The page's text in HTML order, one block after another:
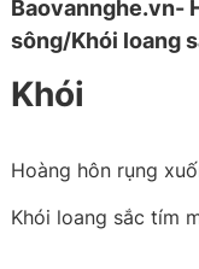
Baovannghe.vn-
sông/Khói loang
Khói
Hoàng hôn rụng
Khói loang sắc tím